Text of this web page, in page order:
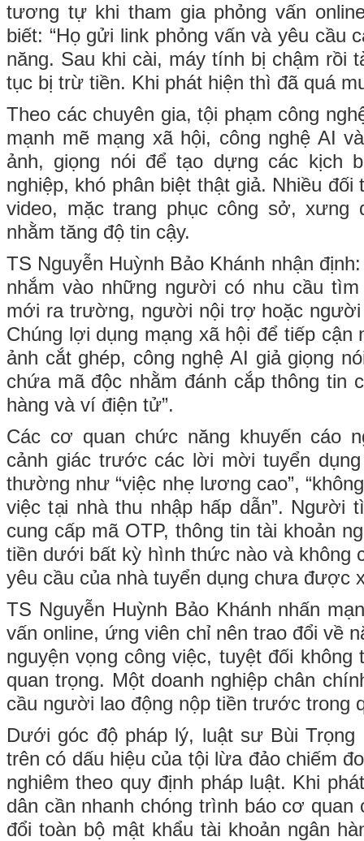
tương tự khi tham gia phỏng vấn
biết: “Họ gửi link phỏng vấn và yêu cầu
năng. Sau khi cài, máy tính bị chậm rồi
tục bị trừ tiền. Khi phát hiện thì đã quá
Theo các chuyên gia, tội phạm công
mạnh mẽ mạng xã hội, công nghệ AI
ảnh, giọng nói để tạo dựng các kịch
nghiệp, khó phân biệt thật giả. Nhiều
video, mặc trang phục công sở, xưng
nhằm tăng độ tin cậy.
TS Nguyễn Huỳnh Bảo Khánh nhận
nhắm vào những người có nhu cầu
mới ra trường, người nội trợ hoặc
Chúng lợi dụng mạng xã hội để tiếp cận
ảnh cắt ghép, công nghệ AI giả giọng
chứa mã độc nhằm đánh cắp thông tin
hàng và ví điện tử”.
Các cơ quan chức năng khuyến cáo
cảnh giác trước các lời mời tuyển
thường như “việc nhẹ lương cao”,
việc tại nhà thu nhập hấp dẫn”. Người
cung cấp mã OTP, thông tin tài khoản
tiền dưới bất kỳ hình thức nào và không
yêu cầu của nhà tuyển dụng chưa được
TS Nguyễn Huỳnh Bảo Khánh nhấn
vấn online, ứng viên chỉ nên trao đổi về
nguyện vọng công việc, tuyệt đối
quan trọng. Một doanh nghiệp chân
cầu người lao động nộp tiền trước trong
Dưới góc độ pháp lý, luật sư Bùi Trọng
trên có dấu hiệu của tội lừa đảo chiếm
nghiêm theo quy định pháp luật. Khi
dân cần nhanh chóng trình báo cơ quan
đổi toàn bộ mật khẩu tài khoản ngân